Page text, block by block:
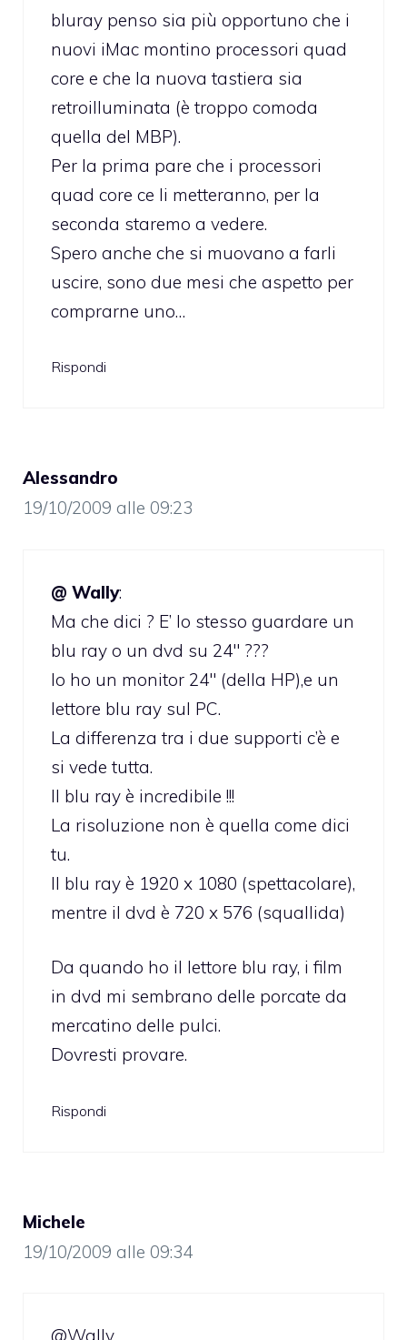
bluray penso sia più opportuno che i
nuovi iMac montino processori quad
core e che la nuova tastiera sia
retroilluminata (è troppo comoda
quella del MBP).
Per la prima pare che i processori
quad core ce li metteranno, per la
seconda staremo a vedere.
Spero anche che si muovano a farli
uscire, sono due mesi che aspetto per
comprarne uno…
Rispondi
Alessandro
19/10/2009 alle 09:23
@ Wally:
Ma che dici ? E’ lo stesso guardare un
blu ray o un dvd su 24″ ???
Io ho un monitor 24″ (della HP),e un
lettore blu ray sul PC.
La differenza tra i due supporti c’è e
si vede tutta.
Il blu ray è incredibile !!!
La risoluzione non è quella come dici
tu.
Il blu ray è 1920 x 1080 (spettacolare),
mentre il dvd è 720 x 576 (squallida)
Da quando ho il lettore blu ray, i film
in dvd mi sembrano delle porcate da
mercatino delle pulci.
Dovresti provare.
Rispondi
Michele
19/10/2009 alle 09:34
@Wally